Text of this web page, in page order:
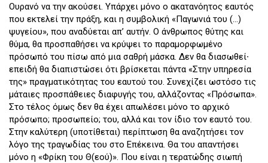
Ουρανό να την ακούσει. Υπάρχει μόνο ο ακατανόητος εαυτός
που εκτελεί την πράξη, και η συμβολική «Παγωνιά του (…)
ψυγείου», που αναδύεται απ’ αυτήν. Ο άνθρωπος θύτης και
θύμα, θα προσπαθήσει να κρύψει το παραμορφωμένο
πρόσωπό του πίσω από μια σαθρή μάσκα. Δεν θα διασωθεί∙
επειδή θα διαπιστώσει ότι βρίσκεται πάντα «Στην υπηρεσία
της» πραγματικότητας του εαυτού του. Συνεχίζει ωστόσο τις
μάταιες προσπάθειες διαφυγής του, αλλάζοντας «Πρόσωπα».
Στο τέλος όμως δεν θα έχει απωλέσει μόνο το αρχικό
πρόσωπο; προσωπείο; του, αλλά και τον ίδιο τον εαυτό του.
Στην καλύτερη (υποτίθεται) περίπτωση θα αναζητήσει τον
λόγο της τραγωδίας του στο Επέκεινα. Θα του απαντήσει
μόνο η «Φρίκη του Θ(εού)». Που είναι η τερατώδης σιωπή